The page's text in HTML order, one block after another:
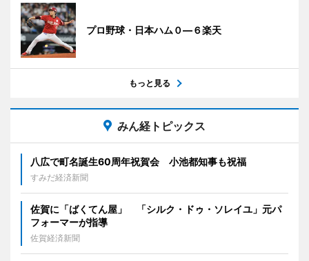
プロ野球・日本ハム０―６楽天
もっと見る
みん経トピックス
八広で町名誕生60周年祝賀会 小池都知事も祝福
すみだ経済新聞
佐賀に「ばくてん屋」 「シルク・ドゥ・ソレイユ」元パ
フォーマーが指導
佐賀経済新聞